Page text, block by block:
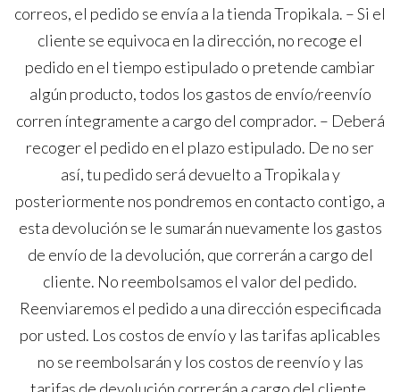
correos, el pedido se envía a la tienda Tropikala. – Si el
cliente se equivoca en la dirección, no recoge el
pedido en el tiempo estipulado o pretende cambiar
algún producto, todos los gastos de envío/reenvío
corren íntegramente a cargo del comprador. – Deberá
recoger el pedido en el plazo estipulado. De no ser
así, tu pedido será devuelto a Tropikala y
posteriormente nos pondremos en contacto contigo, a
esta devolución se le sumarán nuevamente los gastos
de envío de la devolución, que correrán a cargo del
cliente. No reembolsamos el valor del pedido.
Reenviaremos el pedido a una dirección especificada
por usted. Los costos de envío y las tarifas aplicables
no se reembolsarán y los costos de reenvío y las